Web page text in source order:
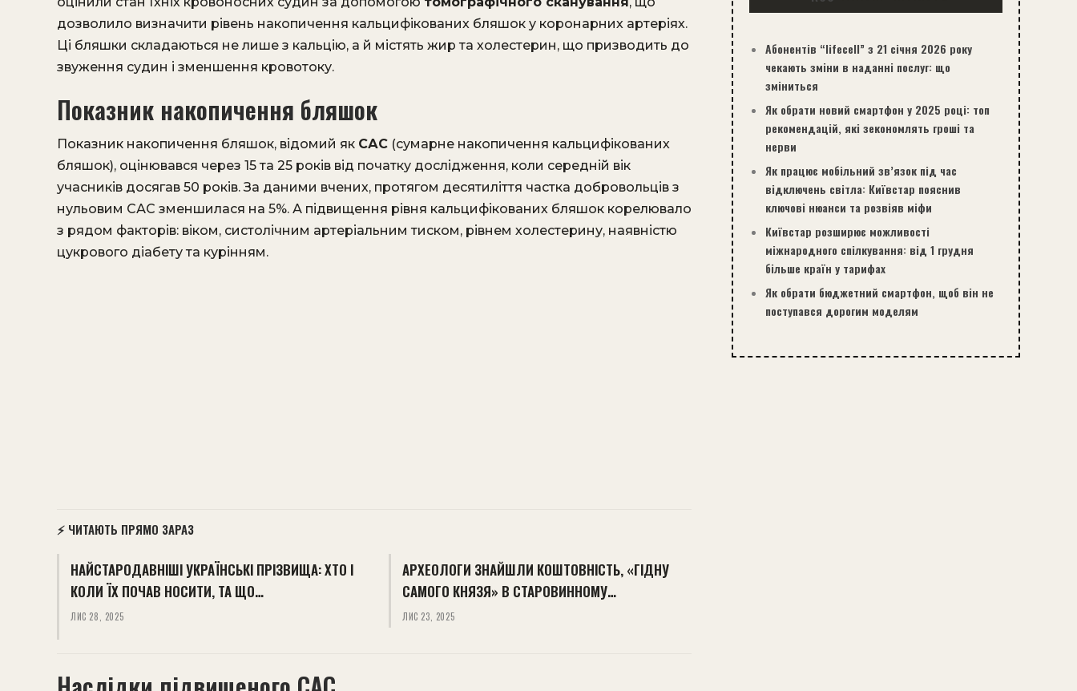
дозволило визначити рівень накопичення кальцифікованих бляшок у коронарних артеріях.
Ці бляшки складаються не лише з кальцію, а й містять жир та холестерин, що призводить до
звуження судин і зменшення кровотоку.
Показник накопичення бляшок
Показник накопичення бляшок, відомий як САС (сумарне накопичення кальцифікованих
бляшок), оцінювався через 15 та 25 років від початку дослідження, коли середній вік
учасників досягав 50 років. За даними вчених, протягом десятиліття частка добровольців з
нульовим САС зменшилася на 5%. А підвищення рівня кальцифікованих бляшок корелювало
з рядом факторів: віком, систолічним артеріальним тиском, рівнем холестерину, наявністю
цукрового діабету та курінням.
⚡ ЧИТАЮТЬ ПРЯМО ЗАРАЗ
НАЙСТАРОДАВНІШІ УКРАЇНСЬКІ ПРІЗВИЩА: ХТО І
КОЛИ ЇХ ПОЧАВ НОСИТИ, ТА ЩО…
ЛИС 28, 2025
АРХЕОЛОГИ ЗНАЙШЛИ КОШТОВНІСТЬ, «ГІДНУ
САМОГО КНЯЗЯ» В СТАРОВИННОМУ…
ЛИС 23, 2025
Абонентів “lifecell” з 21 січня 2026 року
чекають зміни в наданні послуг: що
зміниться
Як обрати новий смартфон у 2025 році: топ
рекомендацій, які зекономлять гроші та
нерви
Як працює мобільний зв’язок під час
відключень світла: Київстар пояснив
ключові нюанси та розвіяв міфи
Київстар розширює можливості
міжнародного спілкування: від 1 грудня
більше країн у тарифах
Як обрати бюджетний смартфон, щоб він не
поступався дорогим моделям